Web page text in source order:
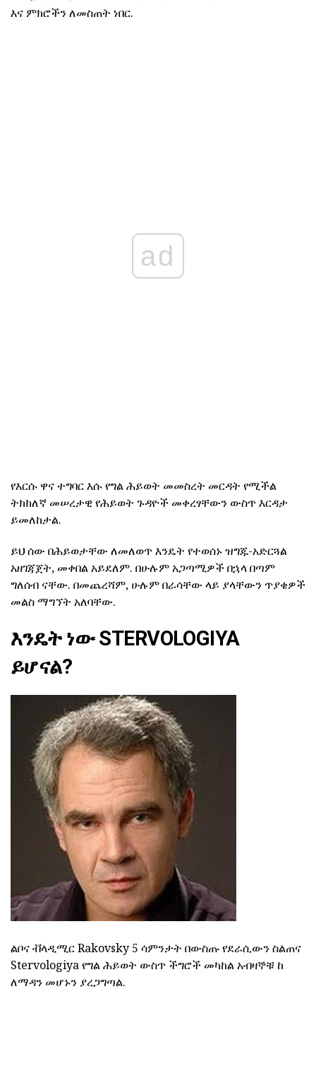
እና ምክሮችን ለመስጠት ነበር.
ad
የእርሱ ዋና ተግባር እሱ የግል ሕይወት መመስረት መርዳት የሚችል
ትክክለኛ መሠረታዊ የሕይወት ጉዳዮች መቀረፃቸውን ውስጥ እርዳታ
ይመለከታል.
ይህ ሰው በሕይወታቸው ለመለወጥ እንዴት የተወሰኑ ዝግጁ-አድርጓል
አዘገጃጀት, መቀበል አይደለም. በሁሉም አጋጣሚዎች በኋላ በጣም
ግለሰብ ናቸው. በመጨረሻም, ሁሉም በራሳቸው ላይ ያላቸውን ጥያቄዎች
መልስ ማግኘት አለባቸው.
እንዴት ነው STERVOLOGIYA
ይሆናል?
ልቦና ቭላዲሚር Rakovsky 5 ሳምንታት በውስጡ የደራሲውን ስልጠና
Stervologiya የግል ሕይወት ውስጥ ችግሮች መካከል አብዛኞቹ ከ
ለማዳን መሆኑን ያረጋግጣል.